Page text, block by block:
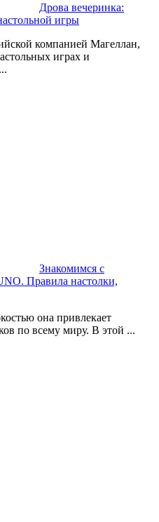
Дрова вечеринка:
игры
компанией Магеллан,
играх и
Знакомимся с
Правила настолки,
она привлекает
по всему миру. В этой ...